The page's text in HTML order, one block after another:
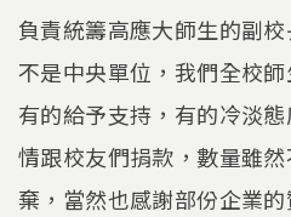
負責統籌高應大師生的副
不是中央單位，我們全校
有的給予支持，有的冷淡
情跟校友們捐款，數量雖
棄，當然也感謝部份企業的